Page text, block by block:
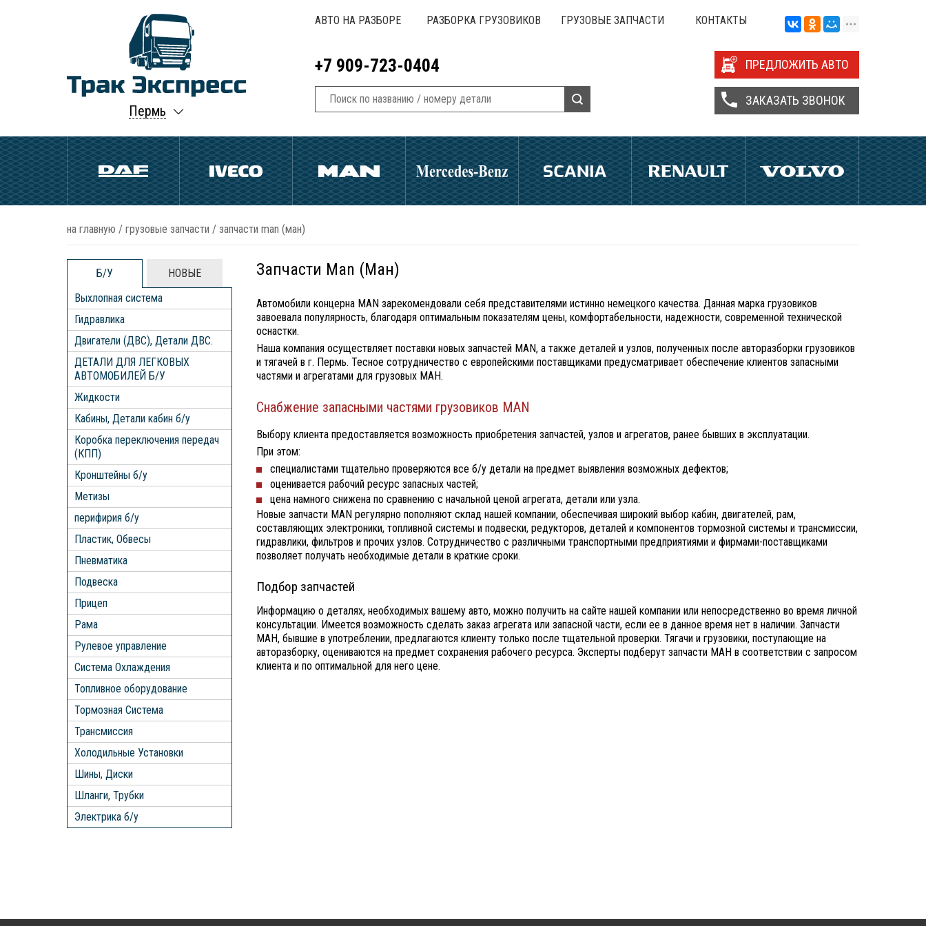
Пермь
АВТО НА РАЗБОРЕ РАЗБОРКА ГРУЗОВИКОВ ГРУЗОВЫЕ ЗАПЧАСТИ КОНТАКТЫ
+7 909-723-0404 ПРЕДЛОЖИТЬ АВТО
ЗАКАЗАТЬ ЗВОНОК
на главную / грузовые запчасти / запчасти man (ман)
Б/У
НОВЫЕ
Выхлопная система
Гидравлика
Двигатели (ДВС), Детали ДВС.
ДЕТАЛИ ДЛЯ ЛЕГКОВЫХ
АВТОМОБИЛЕЙ Б/У
Жидкости
Кабины, Детали кабин б/у
Коробка переключения передач
(КПП)
Кронштейны б/у
Метизы
перифирия б/у
Пластик, Обвесы
Пневматика
Подвеска
Прицеп
Рама
Рулевое управление
Система Охлаждения
Топливное оборудование
Тормозная Система
Трансмиссия
Холодильные Установки
Шины, Диски
Шланги, Трубки
Электрика б/у
Запчасти Man (Ман)
Автомобили концерна MAN зарекомендовали себя представителями истинно немецкого качества. Данная марка грузовиков
завоевала популярность, благодаря оптимальным показателям цены, комфортабельности, надежности, современной технической
оснастки.
Наша компания осуществляет поставки новых запчастей MAN, а также деталей и узлов, полученных после авторазборки грузовиков
и тягачей в г. Пермь. Тесное сотрудничество с европейскими поставщиками предусматривает обеспечение клиентов запасными
частями и агрегатами для грузовых МАН.
Снабжение запасными частями грузовиков MAN
Выбору клиента предоставляется возможность приобретения запчастей, узлов и агрегатов, ранее бывших в эксплуатации.
При этом:
специалистами тщательно проверяются все б/у детали на предмет выявления возможных дефектов;
оценивается рабочий ресурс запасных частей;
цена намного снижена по сравнению с начальной ценой агрегата, детали или узла.
Новые запчасти MAN регулярно пополняют склад нашей компании, обеспечивая широкий выбор кабин, двигателей, рам,
составляющих электроники, топливной системы и подвески, редукторов, деталей и компонентов тормозной системы и трансмиссии,
гидравлики, фильтров и прочих узлов. Сотрудничество с различными транспортными предприятиями и фирмами-поставщиками
позволяет получать необходимые детали в краткие сроки.
Подбор запчастей
Информацию о деталях, необходимых вашему авто, можно получить на сайте нашей компании или непосредственно во время личной
консультации. Имеется возможность сделать заказ агрегата или запасной части, если ее в данное время нет в наличии. Запчасти
МАН, бывшие в употреблении, предлагаются клиенту только после тщательной проверки. Тягачи и грузовики, поступающие на
авторазборку, оцениваются на предмет сохранения рабочего ресурса. Эксперты подберут запчасти МАН в соответствии с запросом
клиента и по оптимальной для него цене.